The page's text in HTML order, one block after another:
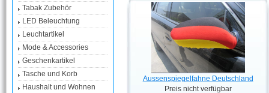
Tabak Zubehör
LED Beleuchtung
Leuchtartikel
Mode & Accessories
Geschenkartikel
Tasche und Korb
Haushalt und Wohnen
Aussenspiegelfahne Deutschland
Preis nicht verfügbar